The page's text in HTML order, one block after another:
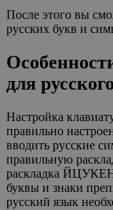
После этого вы
русских букв и
для
Настройка
правильно
вводить русские
правильную
раскладка ЙЦУКЕН,
буквы и знаки
русский язык